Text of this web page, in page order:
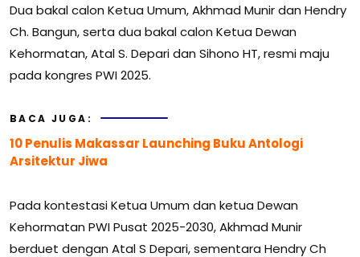
Dua bakal calon Ketua Umum, Akhmad Munir dan Hendry
Ch. Bangun, serta dua bakal calon Ketua Dewan
Kehormatan, Atal S. Depari dan Sihono HT, resmi maju
pada kongres PWI 2025.
BACA JUGA:
10 Penulis Makassar Launching Buku Antologi
Arsitektur Jiwa
Pada kontestasi Ketua Umum dan ketua Dewan
Kehormatan PWI Pusat 2025-2030, Akhmad Munir
berduet dengan Atal S Depari, sementara Hendry Ch